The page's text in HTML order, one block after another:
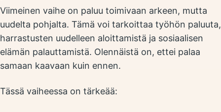
Viimeinen vaihe on paluu toimivaan arkeen, mutta
uudelta pohjalta. Tämä voi tarkoittaa työhön paluuta,
harrastusten uudelleen aloittamistä ja sosiaalisen
elämän palauttamistä. Olennäistä on, ettei palaa
samaan kaavaan kuin ennen.
Tässä vaiheessa on tärkeää: